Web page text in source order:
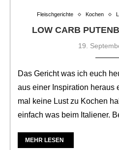
Fleischgerichte Kochen
LOW CARB
19.
Das Gericht was ich euch
aus einer Inspiration heraus
mal keine Lust zu Kochen
einfach was beim Italiener.
MEHR LESEN